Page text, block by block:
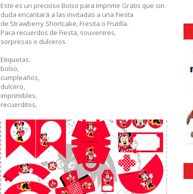
......
Este es un precioso Bolso para Imprimir Gratis que sin
duda encantará a las invitadas a una Fiesta
de Strawberry Shortcake, Fresita o Frutilla.
Para recuerdos de Fiesta, souvenires,
sorpresas o dulceros.
Etiquetas:
bolso,
cumpleaños,
dulcero,
imprimibles,
recuerditos,
souvenirs,
Strawberry Shortcake
......